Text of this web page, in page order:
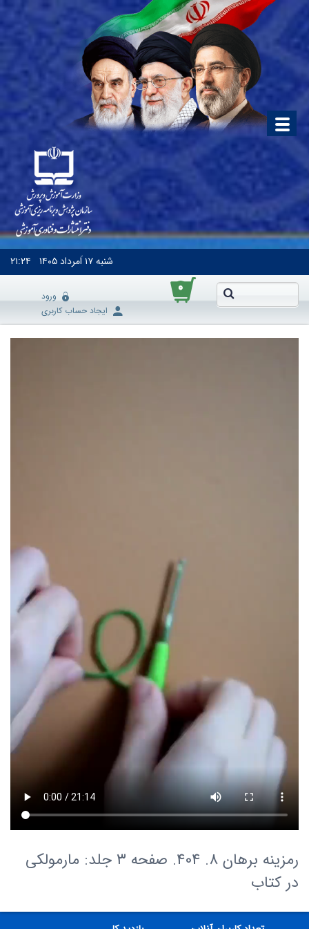
شنبه۱۷ اَمرداد ۱۴۰۵ ۲۱:۲۴
۰
ورود
ایجاد حساب کاربری
رمزینه برهان 8. 404. صفحه ۳ جلد: مارمولکی
در کتاب